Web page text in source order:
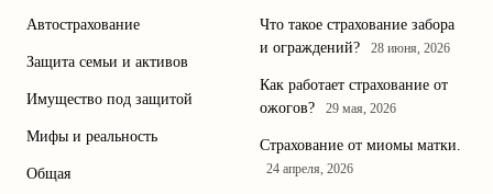
Автострахование
Защита семьи и активов
Имущество под защитой
Мифы и реальность
Общая
Что такое страхование забора
и ограждений?
28 июня, 2026
Как работает страхование от
ожогов?
29 мая, 2026
Страхование от миомы матки.
24 апреля, 2026